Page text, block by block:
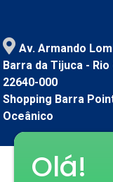
Av. Armando
Barra da Tijuca -
22640-000
Shopping Barra
Oceânico
Conheça mais
Olá!